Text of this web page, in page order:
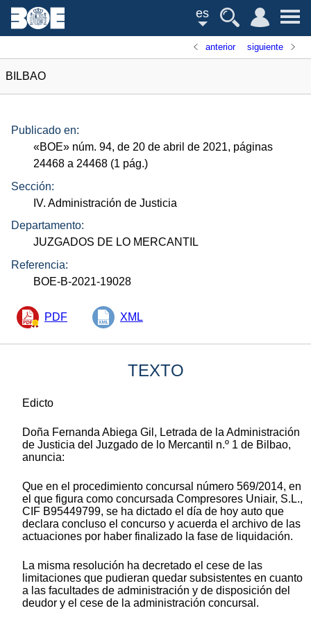
es
anterior siguiente
BILBAO
Publicado en:
«BOE» núm. 94, de 20 de abril de 2021, páginas
24468 a 24468 (1 pág.)
Sección:
IV. Administración de Justicia
Departamento:
JUZGADOS DE LO MERCANTIL
Referencia:
BOE-B-2021-19028
PDF XML
TEXTO
Edicto
Doña Fernanda Abiega Gil, Letrada de la Administración
de Justicia del Juzgado de lo Mercantil n.º 1 de Bilbao,
anuncia:
Que en el procedimiento concursal número 569/2014, en
el que figura como concursada Compresores Uniair, S.L.,
CIF B95449799, se ha dictado el día de hoy auto que
declara concluso el concurso y acuerda el archivo de las
actuaciones por haber finalizado la fase de liquidación.
La misma resolución ha decretado el cese de las
limitaciones que pudieran quedar subsistentes en cuanto
a las facultades de administración y de disposición del
deudor y el cese de la administración concursal.